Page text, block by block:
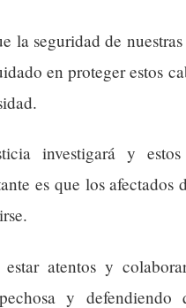
la seguridad de
en proteger estos
investigará y estos
es que los afectados
atentos y
y defendiendo